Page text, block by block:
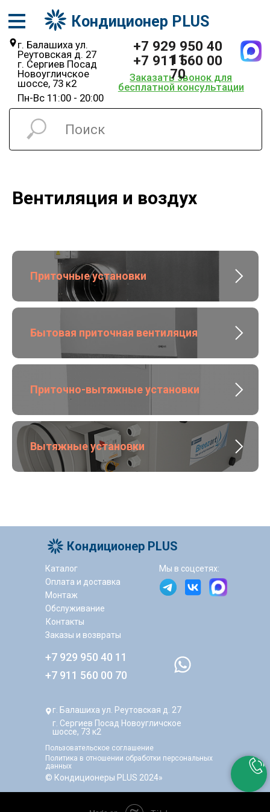
г. Балашиха ул.
Реутовская д. 27
г. Сергиев Посад
Новоугличское
шоссе, 73 к2
Пн-Вс 11:00 - 20:00
Кондиционер PLUS
Заказать звонок для
бесплатной консультации
+7 911 560 00
Вентиляция и воздух
Приточные установки
Бытовая приточная вентиляция
Приточно-вытяжные установки
Вытяжные установки
Кондиционер PLUS
г. Сергиев Посад Новоугличское
шоссе, 73 к2
Каталог
Оплата и доставка
Монтаж
Контакты
+7 929 950 40 11
г. Балашиха ул. Реутовская д. 27
+7 911 560 00 70
Мы в соцсетях:
Заказы и возвраты
© Кондиционеры PLUS 2024»
Политика в отношении обработки персональных
данных
Пользовательское соглашение
Обслуживание